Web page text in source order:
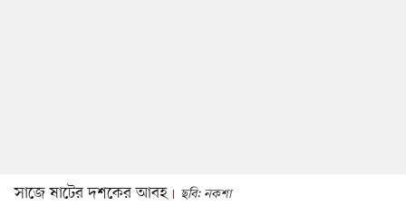
সাজে ষাটের দশকের আবহ ছবি: নকশা